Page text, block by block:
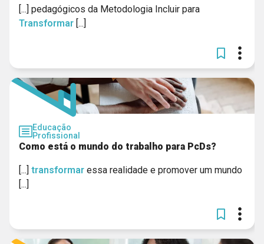
[...] pedagógicos da Metodologia Incluir para
Transformar [...]
Educação
Profissional
Como está o mundo do trabalho para PcDs?
[...] transformar essa realidade e promover um mundo
[...]